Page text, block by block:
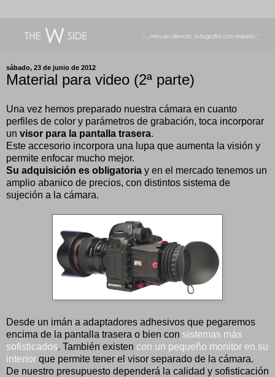
sábado, 23 de junio de 2012
Material para video (2ª parte)
Una vez hemos preparado nuestra cámara en cuanto
perfiles de color y parámetros de grabación, toca incorporar
un visor para la pantalla trasera.
Este accesorio incorpora una lupa que aumenta la visión y
permite enfocar mucho mejor.
Su adquisición es obligatoria y en el mercado tenemos un
amplio abanico de precios, con distintos sistema de
sujeción a la cámara.
Desde un imán a adaptadores adhesivos que pegaremos
encima de la pantalla trasera o bien con sistemas más
sofisticados. También existen con un pequeño monitor en su
interior que permite tener el visor separado de la cámara.
De nuestro presupuesto dependerá la calidad y sofisticación